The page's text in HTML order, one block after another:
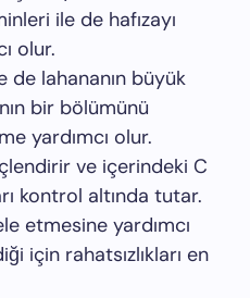
ile de hafızayı
olur.
de lahananın büyük
bir bölümünü
yardımcı olur.
ve içerindeki C
kontrol altında tutar.
etmesine yardımcı
için rahatsızlıkları en